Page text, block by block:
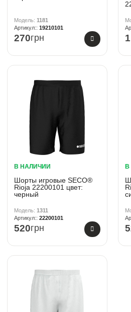
1181
19210101
270грн
В НАЛИЧИИ
Шорты игровые SECO®
Rioja 22200101 цвет:
черный
1311
22200101
520грн